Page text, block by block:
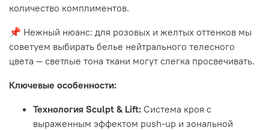
количество комплиментов.
📌 Нежный нюанс: для розовых и желтых оттенков мы
советуем выбирать белье нейтрального телесного
цвета — светлые тона ткани могут слегка просвечивать.
Ключевые особенности:
Технология Sculpt & Lift: Система кроя с
выраженным эффектом push-up и зональной